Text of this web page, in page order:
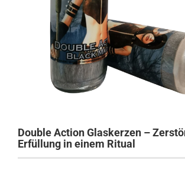
Double Action Glaskerzen –
Erfüllung in einem Ritual